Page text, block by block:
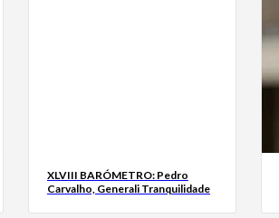
XLVIII BARÓMETRO: Pedro
Carvalho, Generali Tranquilidade